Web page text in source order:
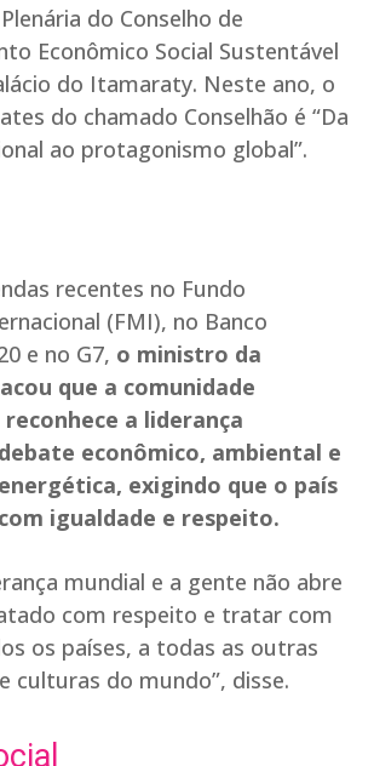
do Conselho de
Econômico Social Sustentável
do Itamaraty. Neste ano, o
do chamado Conselhão é “Da
ao protagonismo global”.
recentes no Fundo
(FMI), no Banco
e no G7, o ministro da
que a comunidade
a liderança
econômico, ambiental e
exigindo que o país
igualdade e respeito.
mundial e a gente não abre
com respeito e tratar com
os países, a todas as outras
culturas do mundo”, disse.